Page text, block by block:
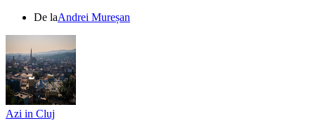
De laAndrei Mureșan
Azi in Cluj